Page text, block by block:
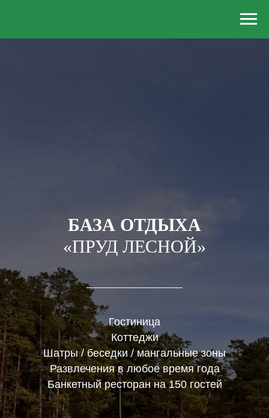
БАЗА ОТДЫХА
«ПРУД ЛЕСНОЙ»
Гостиница
Коттеджи
Шатры /беседки / мангальные зоны
Развлечения в любое время года
Банкетный ресторан на 150 гостей